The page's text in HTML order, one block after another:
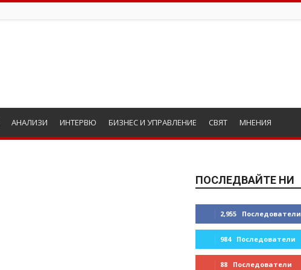
АНАЛИЗИ ИНТЕРВЮ БИЗНЕС И УПРАВЛЕНИЕ СВЯТ МНЕНИЯ
ПОСЛЕДВАЙТЕ НИ
2,955 Последователи
984 Последователи
88 Последователи